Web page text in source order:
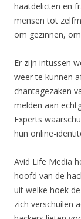
haatdelicten en
mensen tot
om gezinnen,
Er zijn intussen
weer te kunnen
chantagezaken
melden aan
Experts
hun online-
Avid Life Media
hoofd van de
uit welke hoek
zich verschuilen